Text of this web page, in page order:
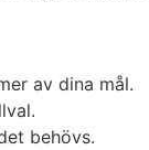
av dina mål.
behövs.